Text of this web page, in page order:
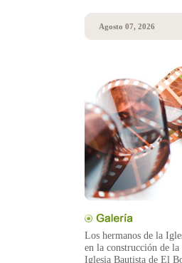
Agosto 07, 2026
Los hermanos de la
en la construcción de
Iglesia Bautista de El